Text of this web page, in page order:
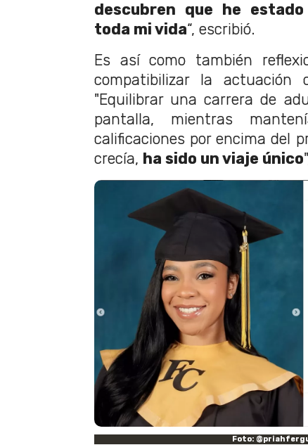
descubren que he
toda mi vida“, escribió.
Es así como también
compatibilizar la actuación
"Equilibrar una carrera de
pantalla, mientras
calificaciones por encima del
crecía, ha sido un viaje único
Foto: